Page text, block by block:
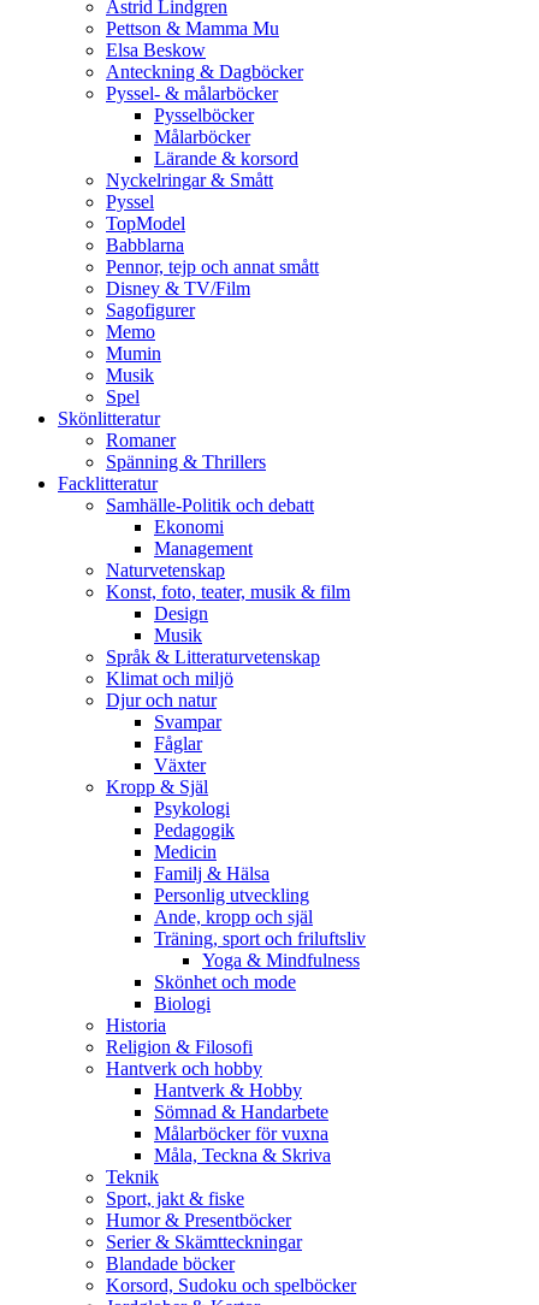
Astrid Lindgren
Pettson & Mamma Mu
Elsa Beskow
Anteckning & Dagböcker
Pyssel- & målarböcker
Pysselböcker
Målarböcker
Lärande & korsord
Nyckelringar & Smått
Pyssel
TopModel
Babblarna
Pennor, tejp och annat smått
Disney & TV/Film
Sagofigurer
Memo
Mumin
Musik
Spel
Skönlitteratur
Romaner
Spänning & Thrillers
Facklitteratur
Samhälle-Politik och debatt
Ekonomi
Management
Naturvetenskap
Konst, foto, teater, musik & film
Design
Musik
Språk & Litteraturvetenskap
Klimat och miljö
Djur och natur
Svampar
Fåglar
Växter
Kropp & Själ
Psykologi
Pedagogik
Medicin
Familj & Hälsa
Personlig utveckling
Ande, kropp och själ
Träning, sport och friluftsliv
Yoga & Mindfulness
Skönhet och mode
Biologi
Historia
Religion & Filosofi
Hantverk och hobby
Hantverk & Hobby
Sömnad & Handarbete
Målarböcker för vuxna
Måla, Teckna & Skriva
Teknik
Sport, jakt & fiske
Humor & Presentböcker
Serier & Skämtteckningar
Blandade böcker
Korsord, Sudoku och spelböcker